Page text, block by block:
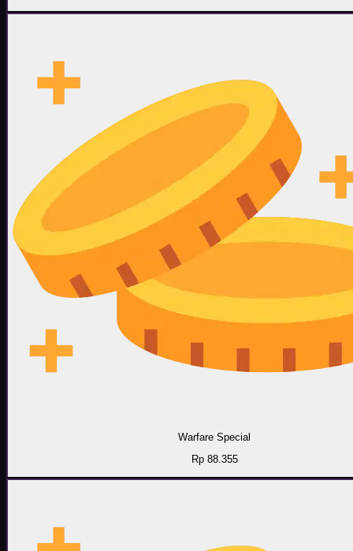
Warfare Special
Rp 88.355